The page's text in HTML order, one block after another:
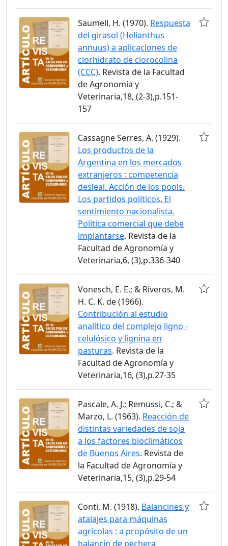
Saumell, H. (1970). Respuesta
del girasol (Helianthus
annuus) a aplicaciones de
clorhidrato de clorocolina
(CCC). Revista de la Facultad
de Agronomía y
Veterinaria,18, (2-3),p.151-
157
Cassagne Serres, A. (1929).
Los productos de la
Argentina en los mercados
extranjeros : competencia
desleal. Acción de los pools.
Los partidos políticos. El
sentimiento nacionalista.
Política comercial que debe
implantarse. Revista de la
Facultad de Agronomía y
Veterinaria,6, (3),p.336-340
Vonesch, E. E.; & Riveros, M.
H. C. K. de (1966).
Contribución al estudio
analítico del complejo ligno -
celulósico y lignina en
pasturas. Revista de la
Facultad de Agronomía y
Veterinaria,16, (3),p.27-35
Pascale, A. J.; Remussi, C.; &
Marzo, L. (1963). Reacción de
distintas variedades de soja
a los factores bioclimáticos
de Buenos Aires. Revista de
la Facultad de Agronomía y
Veterinaria,15, (3),p.29-54
Conti, M. (1918). Balancines y
atalajes para máquinas
agrícolas : a propósito de un
balancín de pechera